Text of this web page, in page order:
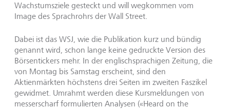
Wachstumsziele gesteckt und will wegkommen vom
Image des Sprachrohrs der Wall Street.
Dabei ist das WSJ, wie die Publikation kurz und bündig
genannt wird, schon lange keine gedruckte Version des
Börsentickers mehr. In der englischsprachigen Zeitung, die
von Montag bis Samstag erscheint, sind den
Aktienmärkten höchstens drei Seiten im zweiten Faszikel
gewidmet. Umrahmt werden diese Kursmeldungen von
messerscharf formulierten Analysen («Heard on the